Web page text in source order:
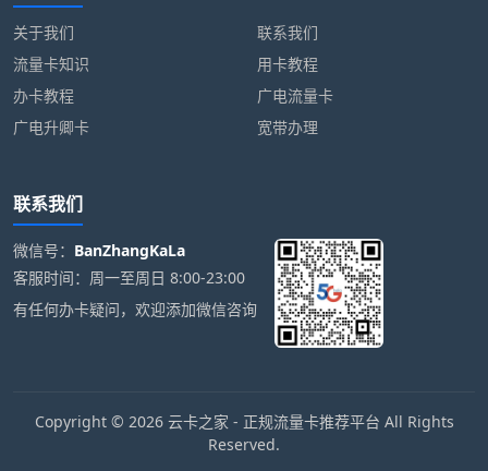
关于我们
联系我们
流量卡知识
用卡教程
办卡教程
广电流量卡
广电升卿卡
宽带办理
联系我们
微信号： BanZhangKaLa
客服时间：周一至周日 8:00-23:00
有任何办卡疑问，欢迎添加微信咨询
Copyright © 2026 云卡之家 - 正规流量卡推荐平台 All Rights
Reserved.